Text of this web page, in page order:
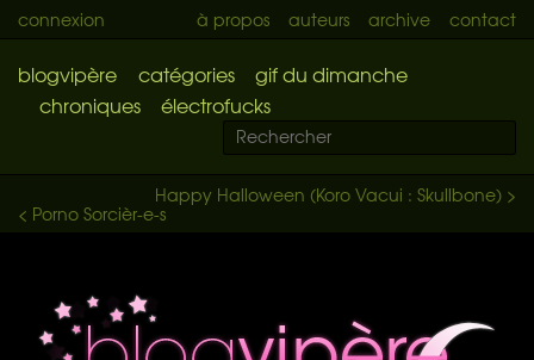
connexion à propos auteurs archive contact
blogvipère catégories
gif du dimanche
chroniques
électrofucks
Happy Halloween (Koro Vacui : Skullbone) >
< Porno Sorcièr-e-s